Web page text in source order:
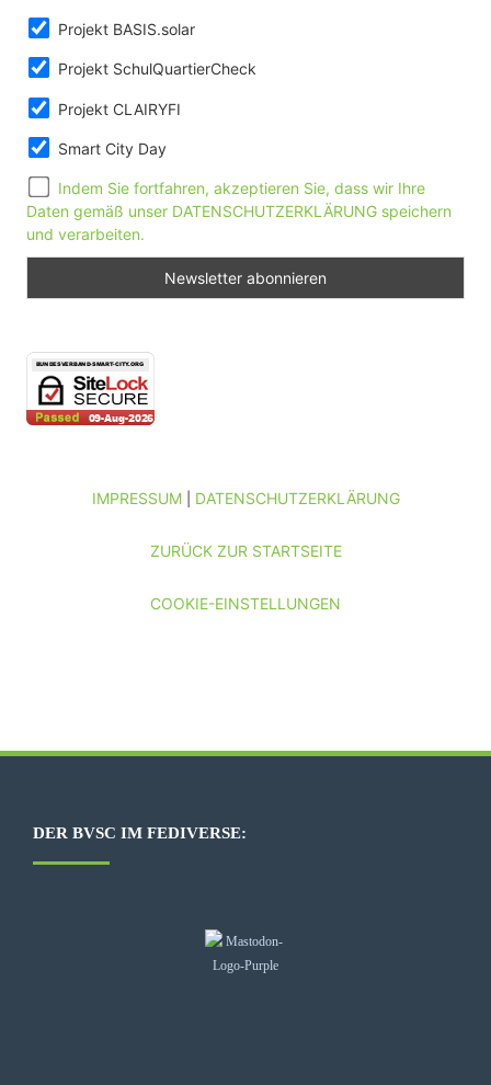
Projekt BASIS.solar
Projekt SchulQuartierCheck
Projekt CLAIRYFI
Smart City Day
Indem Sie fortfahren, akzeptieren Sie, dass wir Ihre
Daten gemäß unser DATENSCHUTZERKLÄRUNG speichern
und verarbeiten.
IMPRESSUM| DATENSCHUTZERKLÄRUNG
ZURÜCK ZUR STARTSEITE
COOKIE-EINSTELLUNGEN
DER BVSC IM FEDIVERSE: